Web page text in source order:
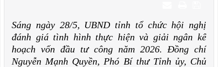
Sáng ngày 28/5, UBND tỉnh tổ chức hội nghị
đánh giá tình hình thực hiện và giải ngân kế
hoạch vốn đầu tư công năm 2026. Đồng chí
Nguyễn Mạnh Quyền, Phó Bí thư Tỉnh ủy, Chủ